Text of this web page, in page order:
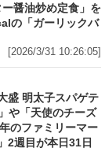
醤油炒め定食」を
の「ガーリックバ
[2026/3/31 10:26:05]
盛 明太子スパゲテ
や「天使のチーズ
のファミリーマー
2週目が本日31日